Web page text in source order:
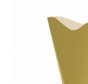
quantidade